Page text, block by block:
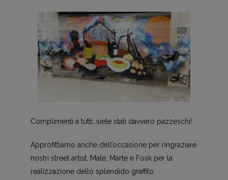
Complimenti a tutti…siete stati davvero pazzeschi!
Approfittiamo anche dell’occasione per ringraziare
nostri street artist, Mate, Marte e Fosk per la
realizzazione dello splendido graffito